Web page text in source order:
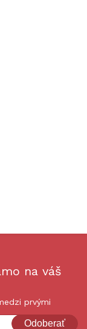
na váš
prvými
Odoberať